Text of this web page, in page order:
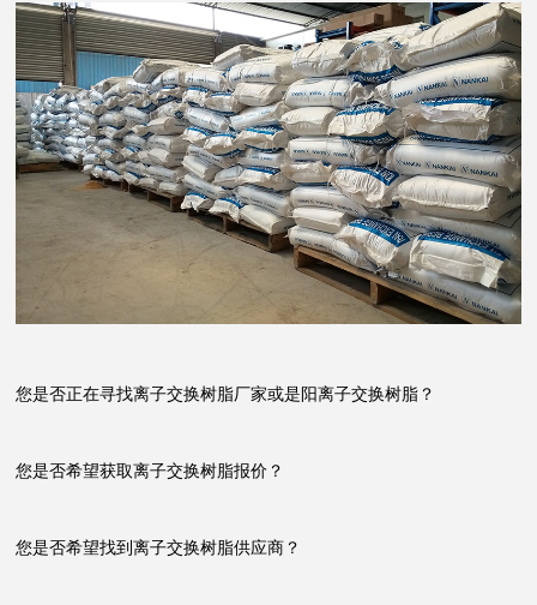
您是否正在寻找离子交换树脂厂家或是阳离子交换树脂？
您是否希望获取离子交换树脂报价？
您是否希望找到离子交换树脂供应商？